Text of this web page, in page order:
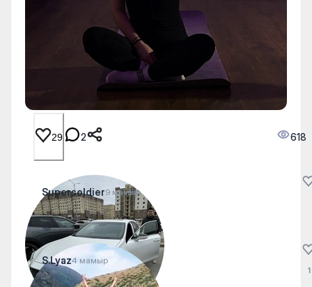
29 2 618
Supersoldier9 мамыр
😊
S.Lyaz4 мамыр
1